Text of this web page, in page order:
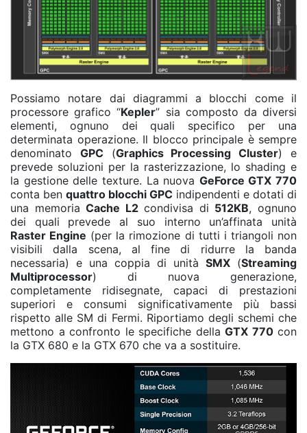
Possiamo notare dai diagrammi a blocchi come il
processore grafico “Kepler” sia composto da diversi
elementi, ognuno dei quali specifico per una
determinata operazione. Il blocco principale è sempre
denominato GPC(Graphics Processing Cluster) e
prevede soluzioni per la rasterizzazione, lo shading e
la gestione delle texture. La nuova GeForce GTX 770
conta ben quattro blocchi GPC indipendenti e dotati di
una memoriaCache L2condivisa di 512KB, ognuno
dei quali prevede al suo interno un’affinata unità
Raster Engine (per la rimozione di tutti i triangoli non
visibili dalla scena, al fine di ridurre la banda
necessaria) e una coppia di unità SMX (Streaming
Multiprocessor) di nuova generazione,
completamente ridisegnate, capaci di prestazioni
superiori e consumi significativamente più bassi
rispetto alle SM di Fermi. Riportiamo degli schemi che
mettono a confronto le specifiche della GTX 770con
la GTX 680 e la GTX 670 che va a sostituire.